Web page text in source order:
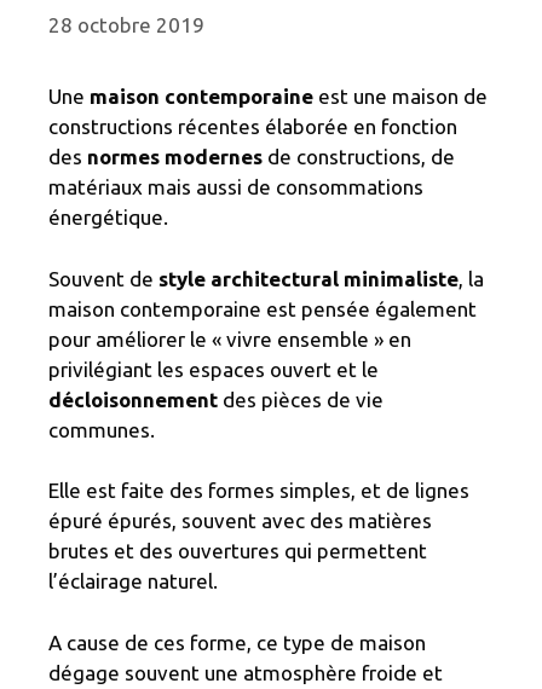
28 octobre 2019
Une maison contemporaine est une maison de
constructions récentes élaborée en fonction
des normes modernes de constructions, de
matériaux mais aussi de consommations
énergétique.
Souvent de style architectural minimaliste, la
maison contemporaine est pensée également
pour améliorer le « vivre ensemble » en
privilégiant les espaces ouvert et le
décloisonnement des pièces de vie
communes.
Elle est faite des formes simples, et de lignes
épuré épurés, souvent avec des matières
brutes et des ouvertures qui permettent
l’éclairage naturel.
A cause de ces forme, ce type de maison
dégage souvent une atmosphère froide et